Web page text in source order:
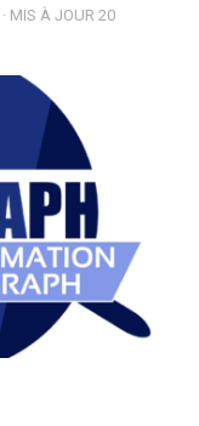
· MIS À JOUR 20